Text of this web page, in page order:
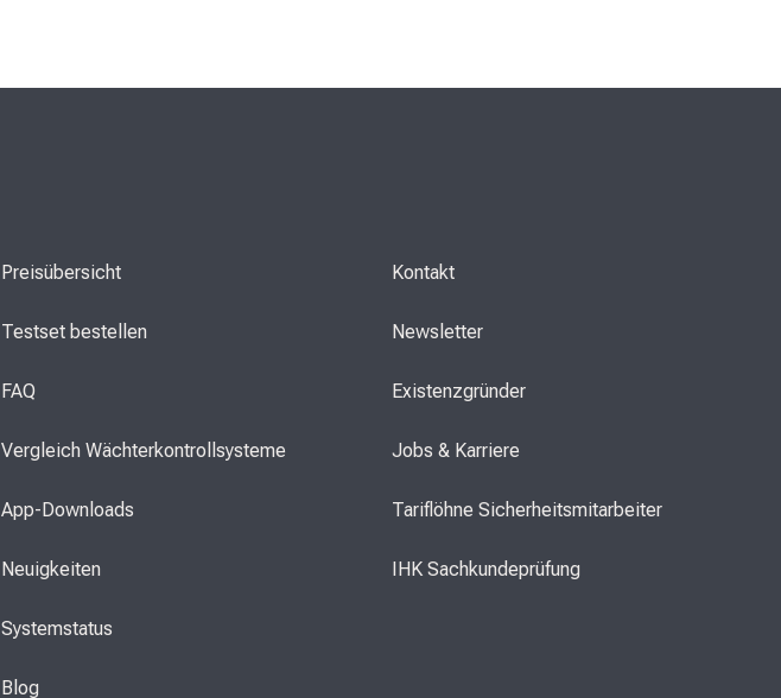
Preisübersicht
Testset bestellen
FAQ
Vergleich Wächterkontrollsysteme
App-Downloads
Neuigkeiten
Systemstatus
Blog
Kontakt
Newsletter
Existenzgründer
Jobs & Karriere
Tariflöhne Sicherheitsmitarbeiter
IHK Sachkundeprüfung